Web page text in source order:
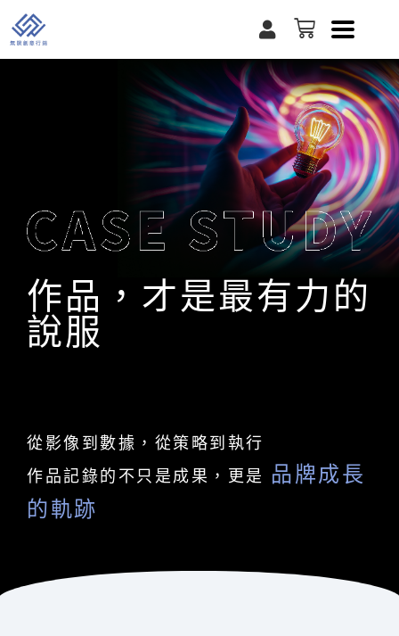
至
主
U
s
e
r
購
物
籃
作品，才是最有力的
說服
從影像到數據，從策略到執行
作品記錄的不只是成果，更是 品牌成長
的軌跡